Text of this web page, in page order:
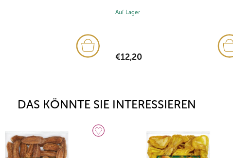
Auf Lager
€12,20
DAS KÖNNTE SIE INTERESSIEREN